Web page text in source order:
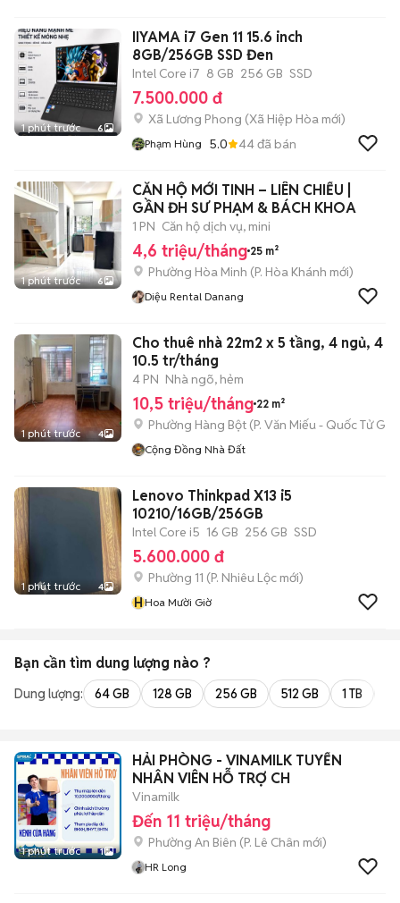
1 phút trước 6
IIYAMA i7 Gen 11 15.6 inch
8GB/256GB SSD Đen
Intel Core i7 8 GB 256 GB SSD
7.500.000 đ
Xã Lương Phong (Xã Hiệp Hòa mới)
Phạm Hùng 5.0 44đã bán
1 phút trước 6
CĂN HỘ MỚI TINH – LIÊN CHIỂU |
GẦN ĐH SƯ PHẠM & BÁCH KHOA
1 PN Căn hộ dịch vụ, mini
4,6 triệu/tháng 25 m²
Phường Hòa Minh (P. Hòa Khánh mới)
Diệu Rental Danang
1 phút trước 4
Cho thuê nhà 22m2 x 5 tầng, 4 ngủ, 4
10.5 tr/tháng
4 PN Nhà ngõ, hẻm
10,5 triệu/tháng 22 m²
Phường Hàng Bột (P. Văn Miếu - Quốc Tử
Cộng Đồng Nhà Đất
1 phút trước 4
Lenovo Thinkpad X13 i5
10210/16GB/256GB
Intel Core i5 16 GB 256 GB SSD
5.600.000 đ
Phường 11 (P. Nhiêu Lộc mới)
HHoa Mười Giờ
Bạn cần tìm dung lượng nào ?
Dung lượng: 64 GB 128 GB 256 GB 512 GB 1 TB
1 phút trước 1
HẢI PHÒNG - VINAMILK TUYỂN
NHÂN VIÊN HỖ TRỢ CH
Vinamilk
Đến 11 triệu/tháng
Phường An Biên (P. Lê Chân mới)
HR Long